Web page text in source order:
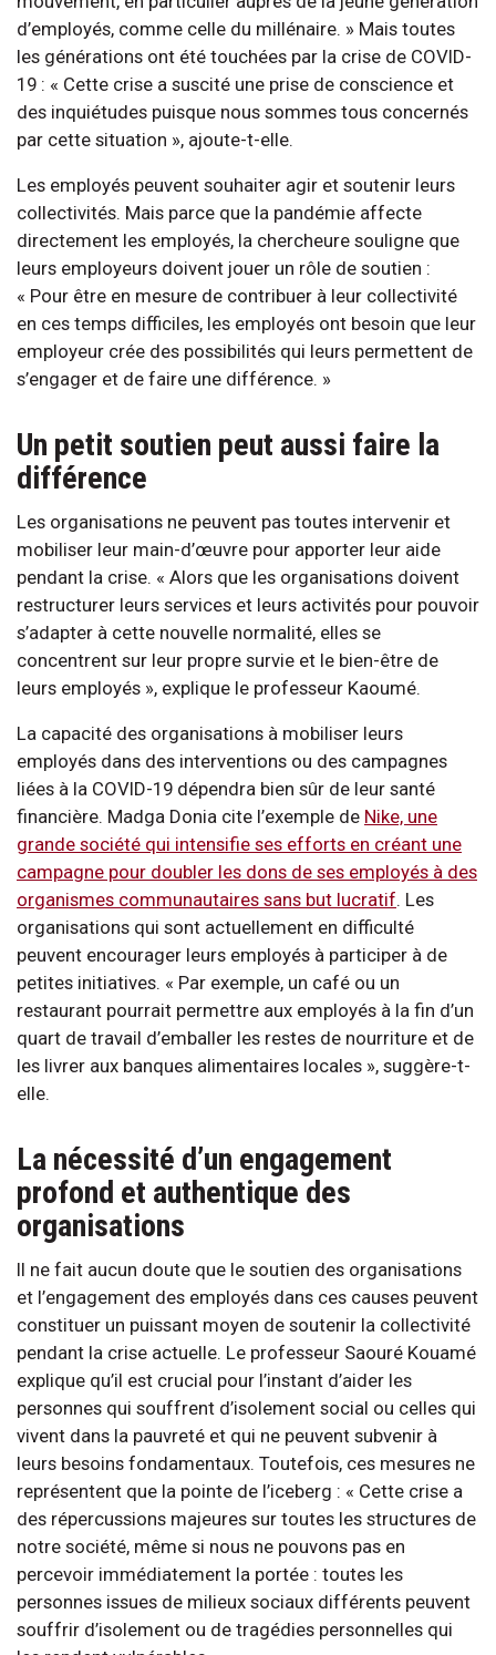
d’employés, comme celle du millénaire. » Mais toutes
les générations ont été touchées par la crise de COVID-
19 : « Cette crise a suscité une prise de conscience et
des inquiétudes puisque nous sommes tous concernés
par cette situation », ajoute-t-elle.
Les employés peuvent souhaiter agir et soutenir leurs
collectivités. Mais parce que la pandémie affecte
directement les employés, la chercheure souligne que
leurs employeurs doivent jouer un rôle de soutien :
« Pour être en mesure de contribuer à leur collectivité
en ces temps difficiles, les employés ont besoin que leur
employeur crée des possibilités qui leurs permettent de
s’engager et de faire une différence. »
Un petit soutien peut aussi faire la
différence
Les organisations ne peuvent pas toutes intervenir et
mobiliser leur main-d’œuvre pour apporter leur aide
pendant la crise. « Alors que les organisations doivent
restructurer leurs services et leurs activités pour pouvoir
s’adapter à cette nouvelle normalité, elles se
concentrent sur leur propre survie et le bien-être de
leurs employés », explique le professeur Kaoumé.
La capacité des organisations à mobiliser leurs
employés dans des interventions ou des campagnes
liées à la COVID-19 dépendra bien sûr de leur santé
financière. Madga Donia cite l’exemple de Nike, une
grande société qui intensifie ses efforts en créant une
campagne pour doubler les dons de ses employés à des
organismes communautaires sans but lucratif. Les
organisations qui sont actuellement en difficulté
peuvent encourager leurs employés à participer à de
petites initiatives. « Par exemple, un café ou un
restaurant pourrait permettre aux employés à la fin d’un
quart de travail d’emballer les restes de nourriture et de
les livrer aux banques alimentaires locales », suggère-t-
elle.
La nécessité d’un engagement
profond et authentique des
organisations
Il ne fait aucun doute que le soutien des organisations
et l’engagement des employés dans ces causes peuvent
constituer un puissant moyen de soutenir la collectivité
pendant la crise actuelle. Le professeur Saouré Kouamé
explique qu’il est crucial pour l’instant d’aider les
personnes qui souffrent d’isolement social ou celles qui
vivent dans la pauvreté et qui ne peuvent subvenir à
leurs besoins fondamentaux. Toutefois, ces mesures ne
représentent que la pointe de l’iceberg : « Cette crise a
des répercussions majeures sur toutes les structures de
notre société, même si nous ne pouvons pas en
percevoir immédiatement la portée : toutes les
personnes issues de milieux sociaux différents peuvent
souffrir d’isolement ou de tragédies personnelles qui